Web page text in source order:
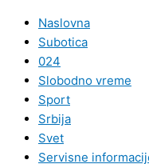
Naslovna
Subotica
024
Slobodno vreme
Sport
Srbija
Svet
Servisne